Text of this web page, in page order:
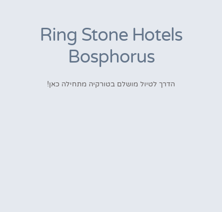
Ring Stone Hotels
Bosphorus
הדרך לטיול מושלם בטורקיה מתחילה כאן!